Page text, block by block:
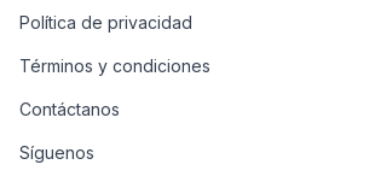
Política de privacidad
Términos y condiciones
Contáctanos
Síguenos